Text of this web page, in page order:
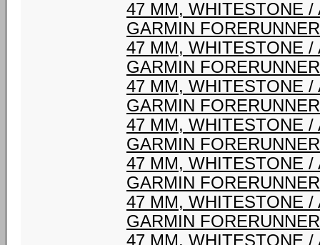
47 MM, WHITESTONE /
GARMIN
47 MM, WHITESTONE /
GARMIN
47 MM, WHITESTONE /
GARMIN
47 MM, WHITESTONE /
GARMIN
47 MM, WHITESTONE /
GARMIN
47 MM, WHITESTONE /
GARMIN
47 MM, WHITESTONE /